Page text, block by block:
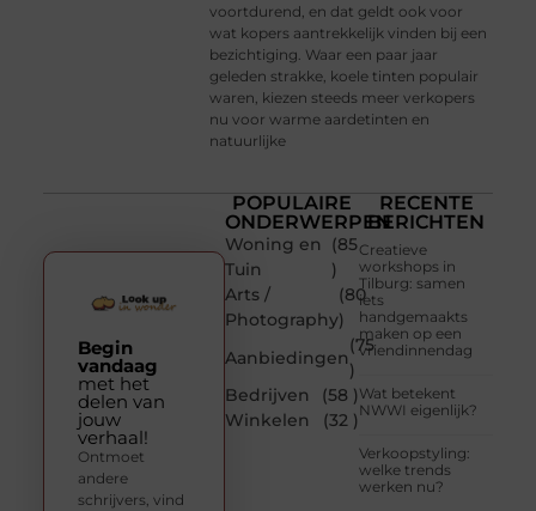
voortdurend, en dat geldt ook voor
wat kopers aantrekkelijk vinden bij een
bezichtiging. Waar een paar jaar
geleden strakke, koele tinten populair
waren, kiezen steeds meer verkopers
nu voor warme aardetinten en
natuurlijke
POPULAIRE
ONDERWERPEN
Woning en
Tuin
(85
)
Arts /
Photography
(80
)
Aanbiedingen
(75
)
Bedrijven
(58 )
Winkelen
(32 )
RECENTE
BERICHTEN
Creatieve
workshops in
Tilburg: samen
iets
handgemaakts
maken op een
vriendinnendag
Wat betekent
NWWI eigenlijk?
Verkoopstyling:
welke trends
werken nu?
Begin
vandaag
met het
delen van
jouw
verhaal!
Ontmoet
andere
schrijvers, vind